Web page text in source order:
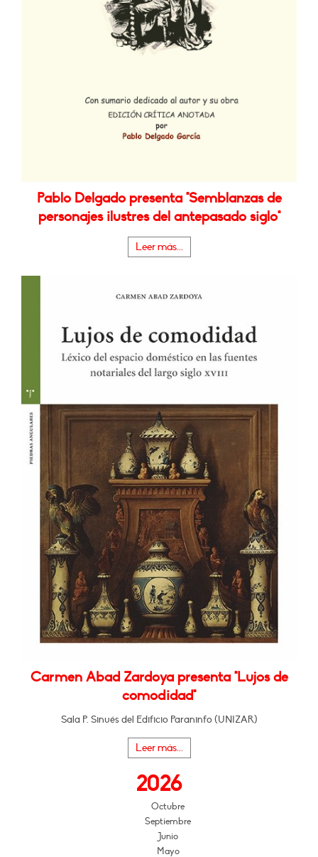
Pablo Delgado presenta "Semblanzas de
personajes ilustres del antepasado siglo"
Leer más...
Carmen Abad Zardoya presenta "Lujos de
comodidad"
Sala P. Sinués del Edificio Paraninfo (UNIZAR)
Leer más...
2026
Octubre
Septiembre
Junio
Mayo